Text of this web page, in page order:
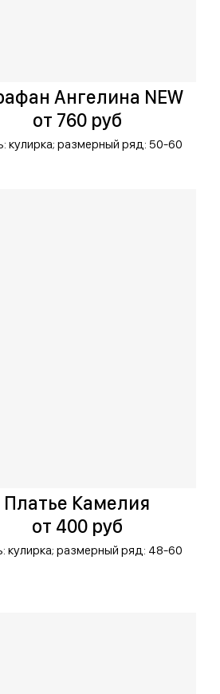
Ангелина NEW
от 760 руб
кулирка; размерный ряд: 50-60
Платье Камелия
от 400 руб
кулирка; размерный ряд: 48-60